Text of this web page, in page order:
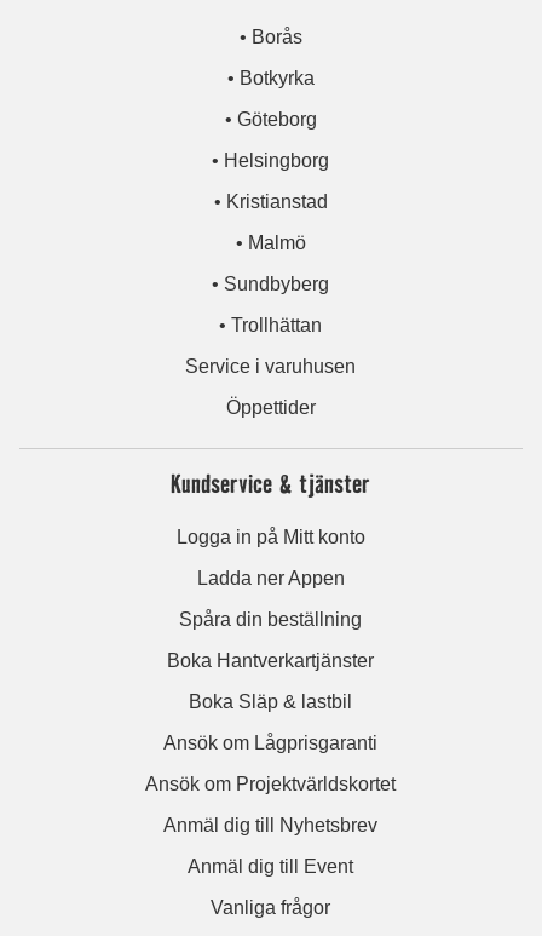
• Borås
• Botkyrka
• Göteborg
• Helsingborg
• Kristianstad
• Malmö
• Sundbyberg
• Trollhättan
Service i varuhusen
Öppettider
Kundservice & tjänster
Logga in på Mitt konto
Ladda ner Appen
Spåra din beställning
Boka Hantverkartjänster
Boka Släp & lastbil
Ansök om Lågprisgaranti
Ansök om Projektvärldskortet
Anmäl dig till Nyhetsbrev
Anmäl dig till Event
Vanliga frågor